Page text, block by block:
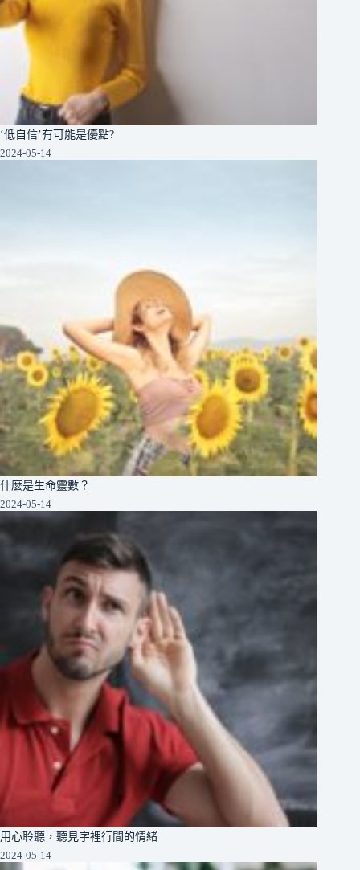
‘低自信’有可能是優點?
2024-05-14
什麼是生命靈數？
2024-05-14
用心聆聽，聽見字裡行間的情緒
2024-05-14